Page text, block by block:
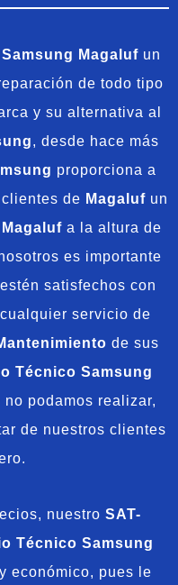
Magalufun
de todo tipo
y su alternativa al
, desde hace más
proporciona a
de Magaluf un
a la altura de
es importante
satisfechos con
servicio de
de sus
Técnico Samsung
podamos realizar,
de nuestros clientes
nuestro SAT-
Técnico Samsung
económico, pues le